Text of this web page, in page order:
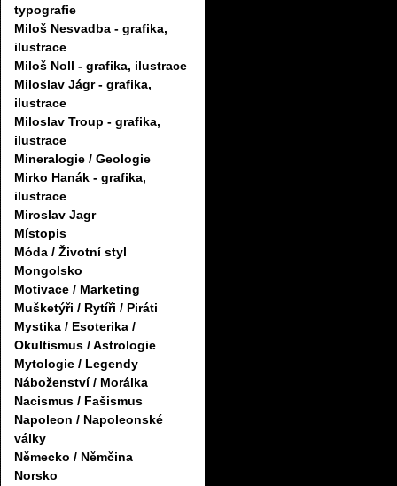
typografie
Miloš Nesvadba - grafika,
ilustrace
Miloš Noll - grafika, ilustrace
Miloslav Jágr - grafika,
ilustrace
Miloslav Troup - grafika,
ilustrace
Mineralogie / Geologie
Mirko Hanák - grafika,
ilustrace
Miroslav Jagr
Místopis
Móda / Životní styl
Mongolsko
Motivace / Marketing
Mušketýři / Rytíři / Piráti
Mystika / Esoterika /
Okultismus / Astrologie
Mytologie / Legendy
Náboženství / Morálka
Nacismus / Fašismus
Napoleon / Napoleonské
války
Německo / Němčina
Norsko